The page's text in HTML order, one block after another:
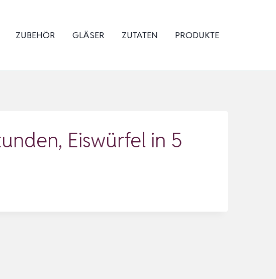
ZUBEHÖR GLÄSER ZUTATEN PRODUKTE
Eiswürfel in 5